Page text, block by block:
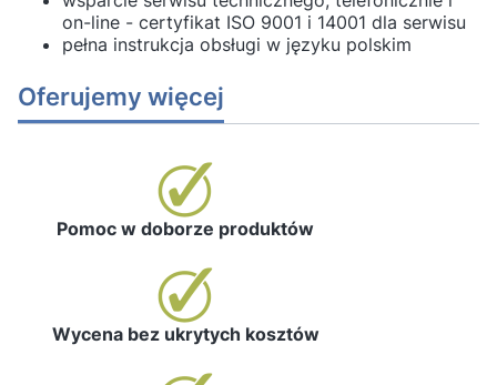
on-line - certyfikat ISO 9001 i 14001 dla serwisu
pełna instrukcja obsługi w języku polskim
Oferujemy więcej
Pomoc w doborze produktów
Wycena bez ukrytych kosztów